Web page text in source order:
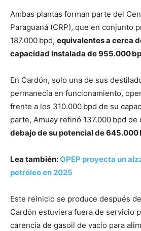
Ambas plantas forman parte del
Paraguaná (CRP), que en conjunto
187.000 bpd, equivalentes a cerca
capacidad instalada de 955.000
En Cardón, solo una de sus
permanecía en funcionamiento,
frente a los 310.000 bpd de su
parte, Amuay refinó 137.000 bpd de
debajo de su potencial de 645.000
Lea también:OPEP proyecta un
petróleo en 2025
Este reinicio se produce después
Cardón estuviera fuera de servicio
carencia de gasoil de vacío para